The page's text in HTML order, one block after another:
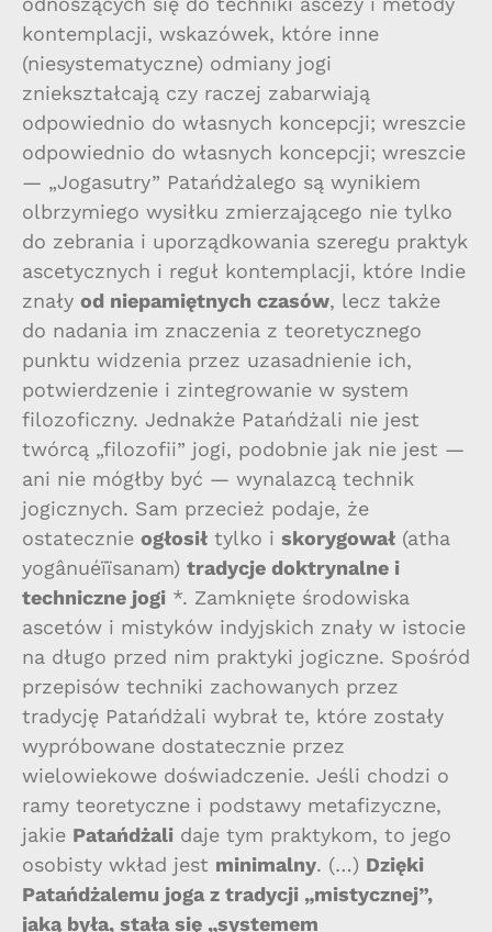
kontemplacji, wskazówek, które inne
(niesystematyczne) odmiany jogi
zniekształcają czy raczej zabarwiają
odpowiednio do własnych koncepcji; wreszcie
odpowiednio do własnych koncepcji; wreszcie
— „Jogasutry” Patańdżalego są wynikiem
olbrzymiego wysiłku zmierzającego nie tylko
do zebrania i uporządkowania szeregu praktyk
ascetycznych i reguł kontemplacji, które Indie
znały od niepamiętnych czasów, lecz także
do nadania im znaczenia z teoretycznego
punktu widzenia przez uzasadnienie ich,
potwierdzenie i zintegrowanie w system
filozoficzny. Jednakże Patańdżali nie jest
twórcą „filozofii” jogi, podobnie jak nie jest —
ani nie mógłby być — wynalazcą technik
jogicznych. Sam przecież podaje, że
ostatecznie ogłosił tylko i skorygował (atha
yogânuéïïsanam) tradycje doktrynalne i
techniczne jogi *. Zamknięte środowiska
ascetów i mistyków indyjskich znały w istocie
na długo przed nim praktyki jogiczne. Spośród
przepisów techniki zachowanych przez
tradycję Patańdżali wybrał te, które zostały
wypróbowane dostatecznie przez
wielowiekowe doświadczenie. Jeśli chodzi o
ramy teoretyczne i podstawy metafizyczne,
jakie Patańdżali daje tym praktykom, to jego
osobisty wkład jest minimalny. (…) Dzięki
Patańdżalemu joga z tradycji „mistycznej”,
jaką była, stała się „systemem